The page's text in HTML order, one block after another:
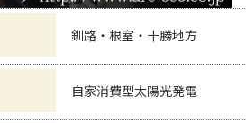
釧路・根室・十勝地方
自家消費型太陽光発電